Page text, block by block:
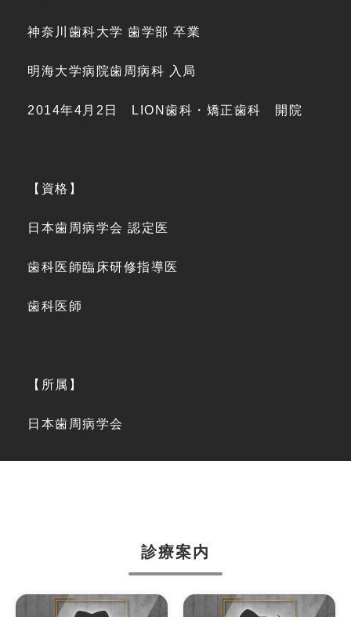
神奈川歯科大学 歯学部 卒業
明海大学病院歯周病科 入局
2014年4月2日 LION歯科・矯正歯科 開院
【資格】
日本歯周病学会 認定医
歯科医師臨床研修指導医
歯科医師
【所属】
日本歯周病学会
診療案内